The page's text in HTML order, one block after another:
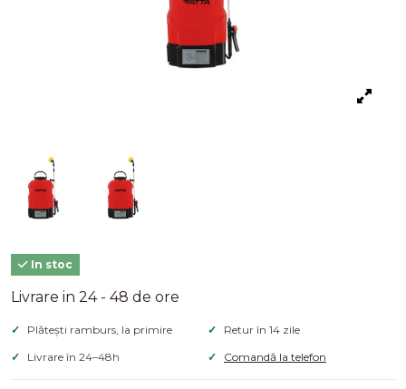
In stoc
Livrare in 24 - 48 de ore
Plătești ramburs, la primire
Retur în 14 zile
Livrare în 24–48h
Comandă la telefon